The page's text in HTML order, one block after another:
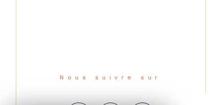
Nous suivre sur